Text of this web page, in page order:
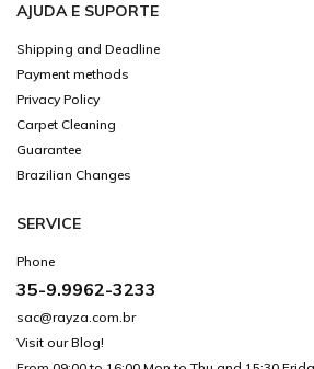
AJUDA E SUPORTE
Shipping and Deadline
Payment methods
Privacy Policy
Carpet Cleaning
Guarantee
Brazilian Changes
SERVICE
Phone
35-9.9962-3233
sac@rayza.com.br
Visit our Blog!